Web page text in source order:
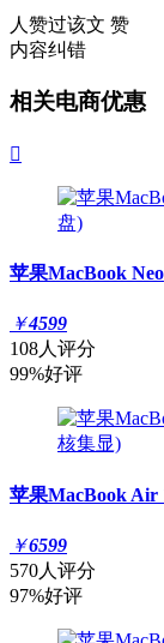
人赞过该文 赞
内容纠错
相关电商优惠

苹果MacBook
￥4599
108人评分
99%好评
苹果MacBook Air
￥6599
570人评分
97%好评